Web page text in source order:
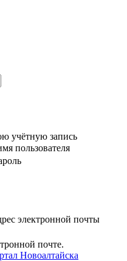
учётную запись
пользователя
электронной почты
почте.
Новоалтайска